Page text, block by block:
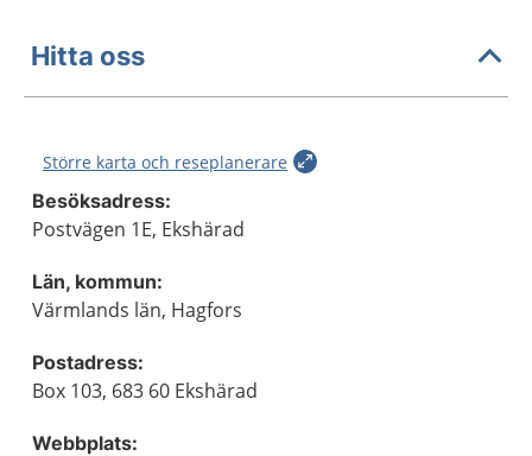
Hitta oss
Större karta och reseplanerare
Besöksadress:
Postvägen 1E, Ekshärad
Län, kommun:
Värmlands län, Hagfors
Postadress:
Box 103, 683 60 Ekshärad
Webbplats: